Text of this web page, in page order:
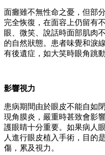
面癱雖不無性命之憂，但部
完全恢復，在面容上仍留有
眼、微笑、說話時面部肌肉
的自然狀態。患者味覺和淚
有後遺症，如大笑時眼角跳
影響視力
患病期間由於眼皮不能自如
現角膜炎，嚴重時甚致會影
護眼睛十分重要。如果病人
人進行眼皮植入手術，目的
傷，累及視力。